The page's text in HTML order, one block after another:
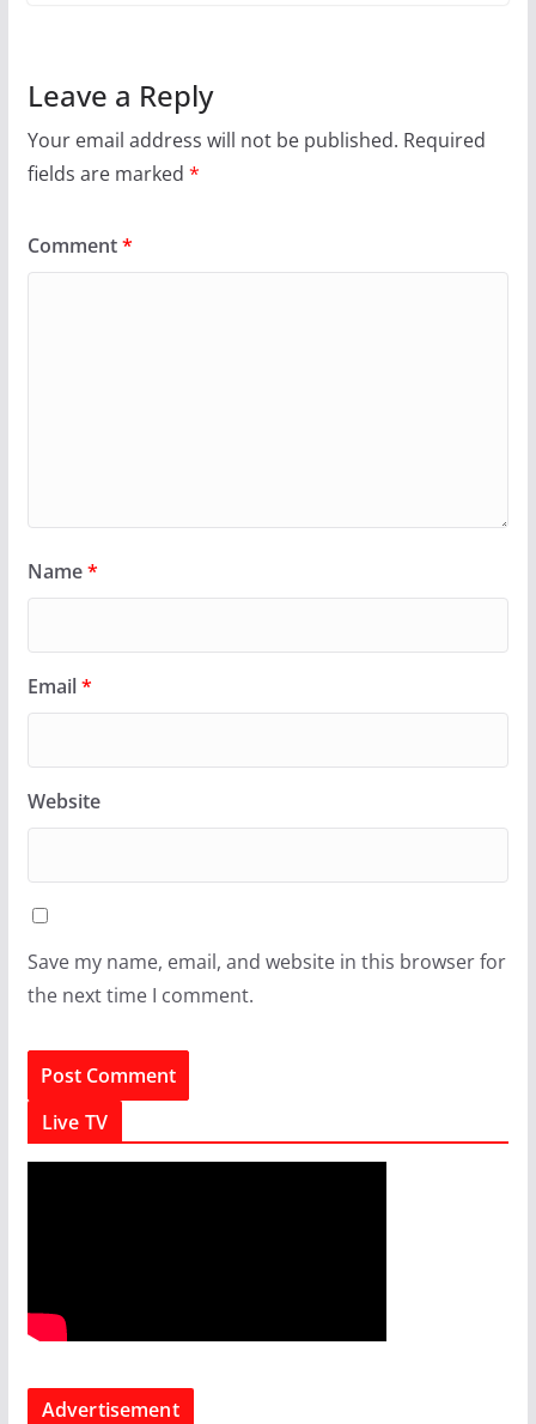
Leave a Reply
Your email address will not be published. Required
fields are marked *
Comment*
Name*
Email*
Website
Save my name, email, and website in this browser for
the next time I comment.
Live TV
Advertisement